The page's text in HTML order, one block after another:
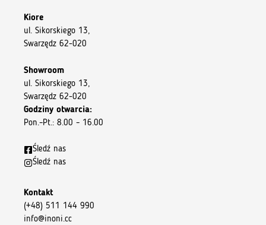
Kiore
ul. Sikorskiego 13,
Swarzędz 62-020
Showroom
ul. Sikorskiego 13,
Swarzędz 62-020
Godziny otwarcia:
Pon.–Pt.: 8.00 – 16.00
Śledź nas
Śledź nas
Kontakt
(+48) 511 144 990
info@inoni.cc